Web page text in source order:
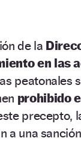
de la
en las
peatonales
prohibido
precepto,
a una